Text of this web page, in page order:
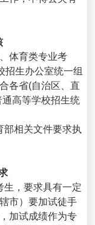
体育类专业考
招生办公室统一组
各省(自治区、直
高等学校招生统
相关文件要求执
，要求具有一定
市）要加试徒手
加试成绩作为专